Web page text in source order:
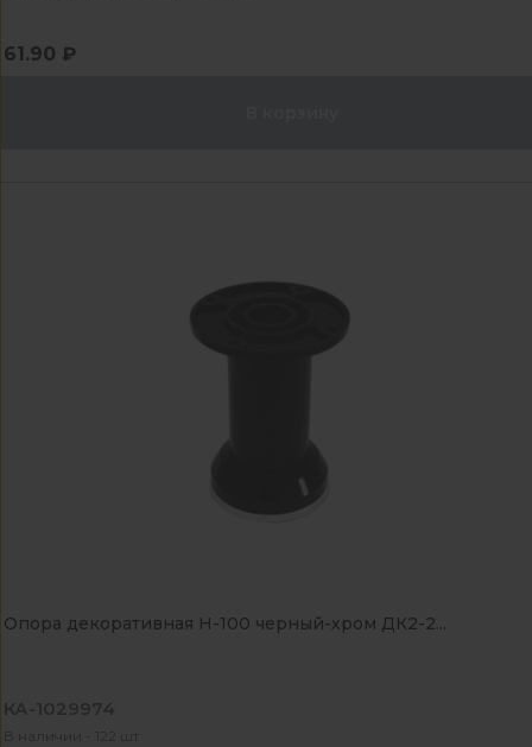
61.90 ₽
Опора декоративная Н-100 черный-хром ДК2-2...
КА-1029974
В наличии - 122 шт